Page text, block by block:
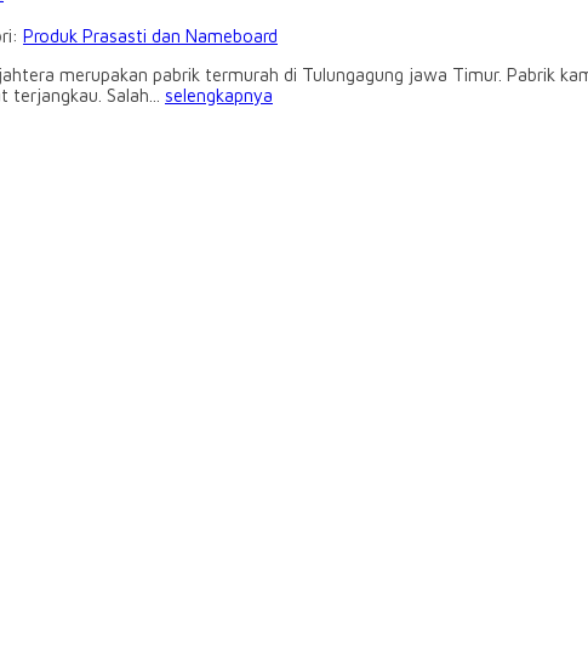
Produk Prasasti dan Nameboard
merupakan pabrik termurah di Tulungagung jawa Timur. Pabrik
Salah... selengkapnya